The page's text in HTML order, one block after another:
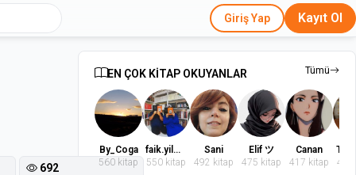
Giriş Yap Kayıt Ol
692
EN ÇOK KİTAP OKUYANLAR Tümü
By_Coga
560 kitap
faik.yilmaz.9
550 kitap
Sani
492 kitap
Elif ツ
475 kitap
Canan
417 kitap
402